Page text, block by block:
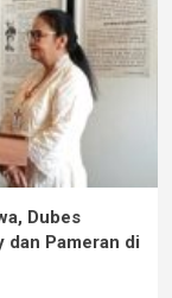
Dubes
dan Pameran di